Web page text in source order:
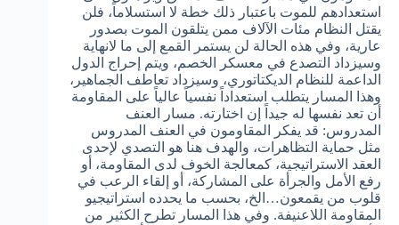
استعدادهم للموت باعتبار ذلك خطة لا استسلاماً، فلن
يقتل النظام مئات الآلاف ممن يتلقون الموت بصدور
عارية، وفي هذه الحالة لن يستمر القمع إلى ما لانهاية
وسيزداد التصدع في معسكر الخصم، ويتم إحراج الدول
الداعمة للنظام الديكتاتوري، وسيزداد تعاطف الجماهير،
وهذا المسار يتطلب استعداداً نفسياً عالياً على المقاومة
أن تعد نفسها له جيداً إن اختارته. مسار العنف
المدروس: قد يفكر المقاومون في العنف المدروس
مثل حماية التظاهرات، والهدف هنا هو التصدي لإحدى
العقد الاستراتيجية، كمعالجة الخوف لدى المقاومة، أو
رفع الأمل والجرأة على المشاركة، أو إلقاء الرعب في
قلوب من يقمعون…الخ، بحسب ما يحدده استراتيجيو
المقاومة اللاعنيفة. وفي هذا المسار تطرح الكثير من